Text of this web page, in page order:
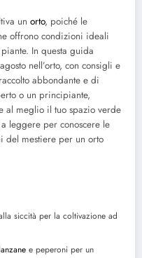
un orto, poiché le
offrono condizioni ideali
In questa guida
nell’orto, con consigli e
abbondante e di
o un principiante,
al meglio il tuo spazio verde
leggere per conoscere le
del mestiere per un orto
siccità per la coltivazione ad
e peperoni per un